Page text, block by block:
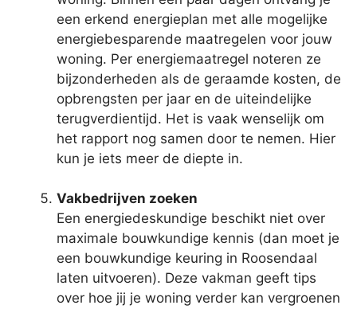
een erkend energieplan met alle mogelijke
energiebesparende maatregelen voor jouw
woning. Per energiemaatregel noteren ze
bijzonderheden als de geraamde kosten, de
opbrengsten per jaar en de uiteindelijke
terugverdientijd. Het is vaak wenselijk om
het rapport nog samen door te nemen. Hier
kun je iets meer de diepte in.
Vakbedrijven zoeken
Een energiedeskundige beschikt niet over
maximale bouwkundige kennis (dan moet je
een bouwkundige keuring in Roosendaal
laten uitvoeren). Deze vakman geeft tips
over hoe jij je woning verder kan vergroenen